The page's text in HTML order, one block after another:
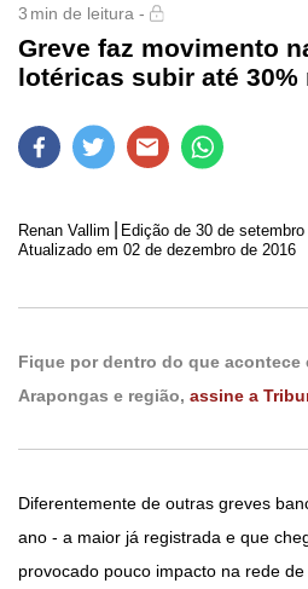
3 min de leitura -
Greve faz movimento
lotéricas subir até 30%
Renan Vallim Edição de
Atualizado em 02 de dezembro de 2016
Fique por dentro do que acontece
Arapongas e região, assine a
Diferentemente de outras greves
ano - a maior já registrada e que
provocado pouco impacto na rede